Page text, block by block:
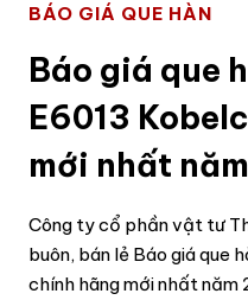
BÁO GIÁ QUE HÀN
Báo giá que
E6013
mới nhất
Công ty cổ phần vật tư
buôn, bán lẻ Báo giá que
chính hãng mới nhất năm